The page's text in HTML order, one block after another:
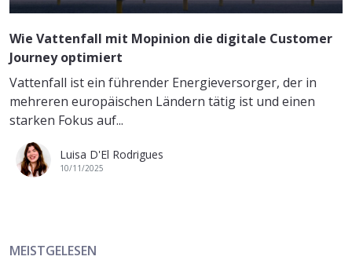
Wie Vattenfall mit Mopinion die digitale Customer
Journey optimiert
Vattenfall ist ein führender Energieversorger, der in
mehreren europäischen Ländern tätig ist und einen
starken Fokus auf...
Luisa D'El Rodrigues
10/11/2025
MEISTGELESEN